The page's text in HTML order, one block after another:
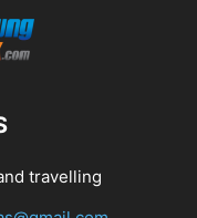
travelling